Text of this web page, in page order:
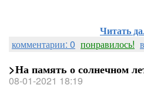
Читать
комментарии: 0 понравилось!
>На память о солнечном
08-01-2021 18:19